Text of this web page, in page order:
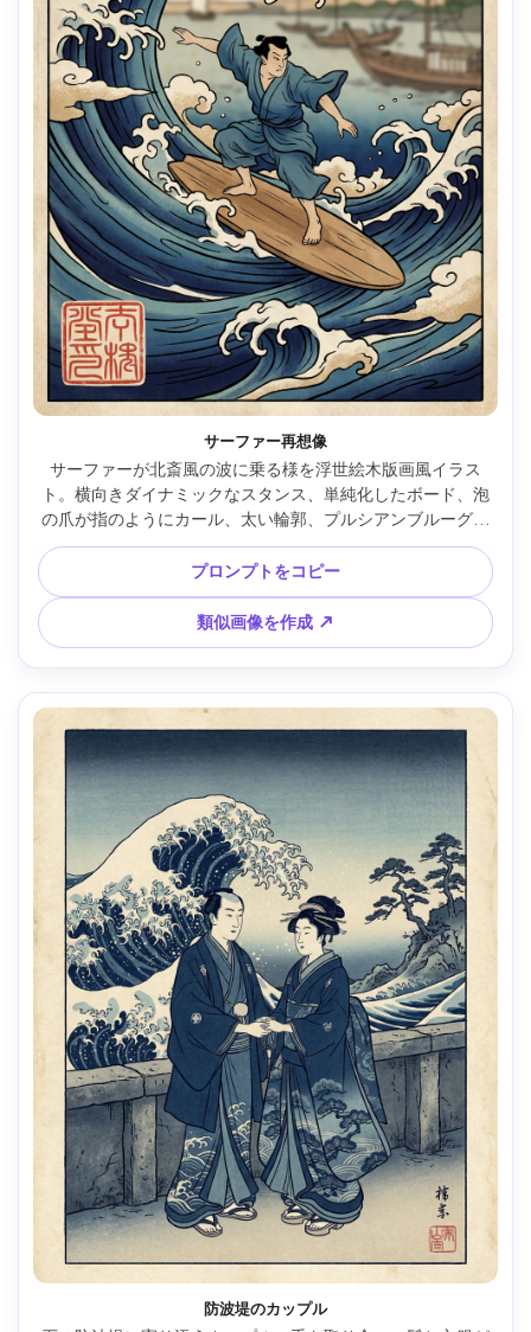
サーファー再想像
サーファーが北斎風の波に乗る様を浮世絵木版画風イラス
ト。横向きダイナミックなスタンス、単純化したボード、泡
の爪が指のようにカール、太い輪郭、プルシアンブルーグラ
デーションとぼかし、砂ベージュアクセント、レトロ和風ポ
スター構図、赤印、爽快な動き、85mmレンズ、浅い被写界
深度、柔らかい映画照明 --ar 4:5
プロンプトをコピー
類似画像を作成 ↗
防波堤のカップル